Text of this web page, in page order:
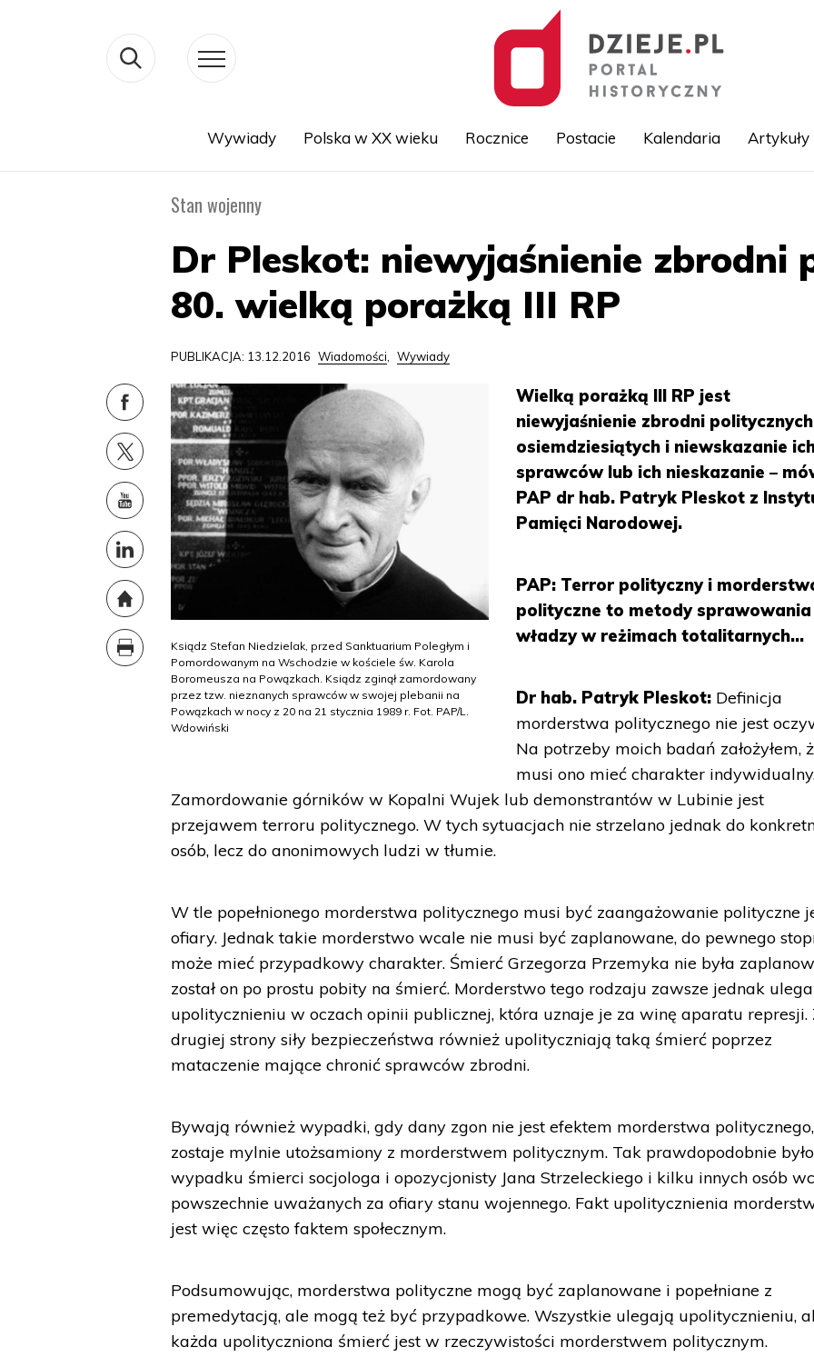
treści
Wywiady Polska w XX wieku Rocznice Postacie Kalendaria Artykuły
Stan wojenny
Dr Pleskot: niewyjaśnienie zbrodni
80. wielką porażką III RP
PUBLIKACJA: 13.12.2016 Wiadomości, Wywiady
Ksiądz Stefan Niedzielak, przed Sanktuarium Poległym i
Pomordowanym na Wschodzie w kościele św. Karola
Boromeusza na Powązkach. Ksiądz zginął zamordowany
przez tzw. nieznanych sprawców w swojej plebanii na
Powązkach w nocy z 20 na 21 stycznia 1989 r. Fot. PAP/L.
Wdowiński
Wielką porażką III RP jest
niewyjaśnienie zbrodni
osiemdziesiątych i niewskazanie
sprawców lub ich nieskazanie –
PAP dr hab. Patryk Pleskot z
Pamięci Narodowej.
PAP: Terror polityczny i
polityczne to metody sprawowania
władzy w reżimach totalitarnych...
Dr hab. Patryk Pleskot: Definicja
morderstwa politycznego nie jest
Na potrzeby moich badań założyłem,
musi ono mieć charakter
Zamordowanie górników w Kopalni Wujek lub demonstrantów w Lubinie jest
przejawem terroru politycznego. W tych sytuacjach nie strzelano jednak do
osób, lecz do anonimowych ludzi w tłumie.
W tle popełnionego morderstwa politycznego musi być zaangażowanie polityczne
ofiary. Jednak takie morderstwo wcale nie musi być zaplanowane, do pewnego
może mieć przypadkowy charakter. Śmierć Grzegorza Przemyka nie była
został on po prostu pobity na śmierć. Morderstwo tego rodzaju zawsze jednak ulega
upolitycznieniu w oczach opinii publicznej, która uznaje je za winę aparatu represji.
drugiej strony siły bezpieczeństwa również upolityczniają taką śmierć poprzez
mataczenie mające chronić sprawców zbrodni.
Bywają również wypadki, gdy dany zgon nie jest efektem morderstwa
zostaje mylnie utożsamiony z morderstwem politycznym. Tak prawdopodobnie
wypadku śmierci socjologa i opozycjonisty Jana Strzeleckiego i kilku innych osób
powszechnie uważanych za ofiary stanu wojennego. Fakt upolitycznienia
jest więc często faktem społecznym.
Podsumowując, morderstwa polityczne mogą być zaplanowane i popełniane z
premedytacją, ale mogą też być przypadkowe. Wszystkie ulegają upolitycznieniu,
każda upolityczniona śmierć jest w rzeczywistości morderstwem politycznym.